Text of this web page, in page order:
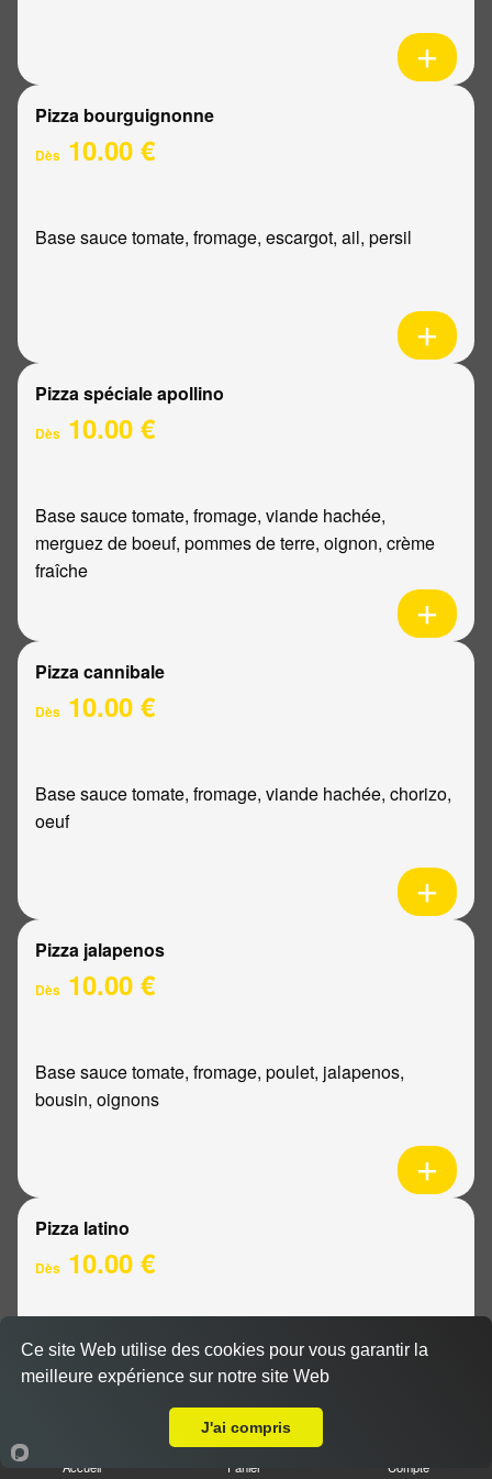
Pizza bourguignonne
Dès 10.00 €
Base sauce tomate, fromage, escargot, ail, persil
Pizza spéciale apollino
Dès 10.00 €
Base sauce tomate, fromage, viande hachée,
merguez de boeuf, pommes de terre, oignon, crème
fraîche
Pizza cannibale
Dès 10.00 €
Base sauce tomate, fromage, viande hachée, chorizo,
oeuf
Pizza jalapenos
Dès 10.00 €
Base sauce tomate, fromage, poulet, jalapenos,
bousin, oignons
Pizza latino
Dès 10.00 €
Base sauce tomate, fromage, viande hachée, oignons,
sauce barbecue
Accueil Panier Compte
Ce site Web utilise des cookies pour vous garantir la
meilleure expérience sur notre site Web
J'ai compris